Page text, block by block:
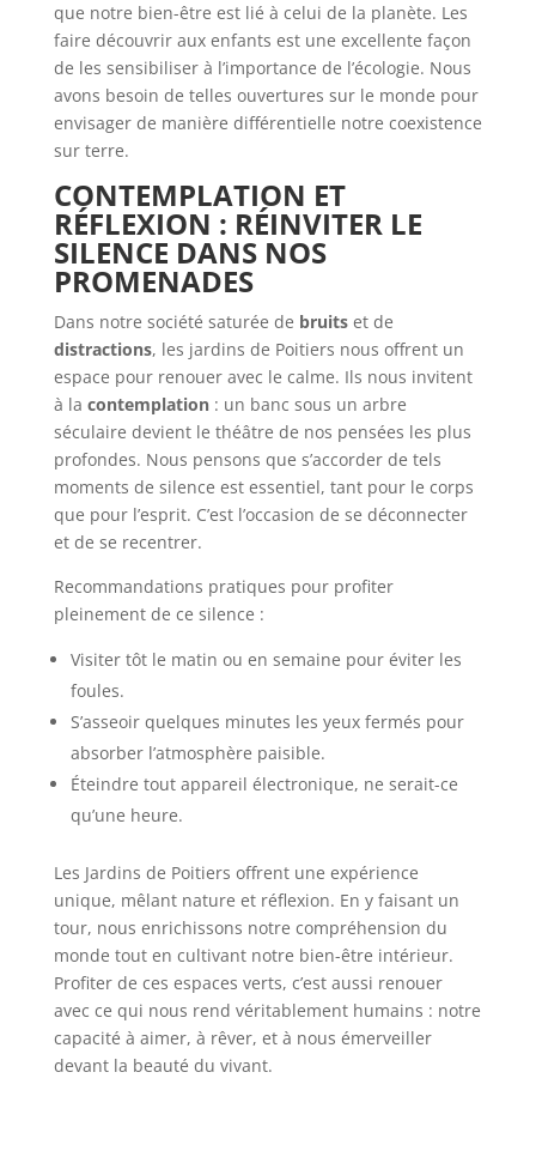
que notre bien-être est lié à celui de la planète. Les
faire découvrir aux enfants est une excellente façon
de les sensibiliser à l’importance de l’écologie. Nous
avons besoin de telles ouvertures sur le monde pour
envisager de manière différentielle notre coexistence
sur terre.
CONTEMPLATION ET
RÉFLEXION : RÉINVITER LE
SILENCE DANS NOS
PROMENADES
Dans notre société saturée de bruitset de
distractions, les jardins de Poitiers nous offrent un
espace pour renouer avec le calme. Ils nous invitent
à la contemplation: un banc sous un arbre
séculaire devient le théâtre de nos pensées les plus
profondes. Nous pensons que s’accorder de tels
moments de silence est essentiel, tant pour le corps
que pour l’esprit. C’est l’occasion de se déconnecter
et de se recentrer.
Recommandations pratiques pour profiter
pleinement de ce silence :
Visiter tôt le matin ou en semaine pour éviter les
foules.
S’asseoir quelques minutes les yeux fermés pour
absorber l’atmosphère paisible.
Éteindre tout appareil électronique, ne serait-ce
qu’une heure.
Les Jardins de Poitiers offrent une expérience
unique, mêlant nature et réflexion. En y faisant un
tour, nous enrichissons notre compréhension du
monde tout en cultivant notre bien-être intérieur.
Profiter de ces espaces verts, c’est aussi renouer
avec ce qui nous rend véritablement humains : notre
capacité à aimer, à rêver, et à nous émerveiller
devant la beauté du vivant.